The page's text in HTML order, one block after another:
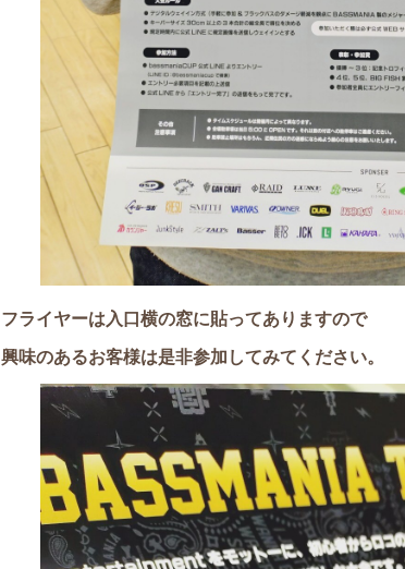
フライヤーは入口横の窓に貼ってありますので
興味のあるお客様は是非参加してみてください。